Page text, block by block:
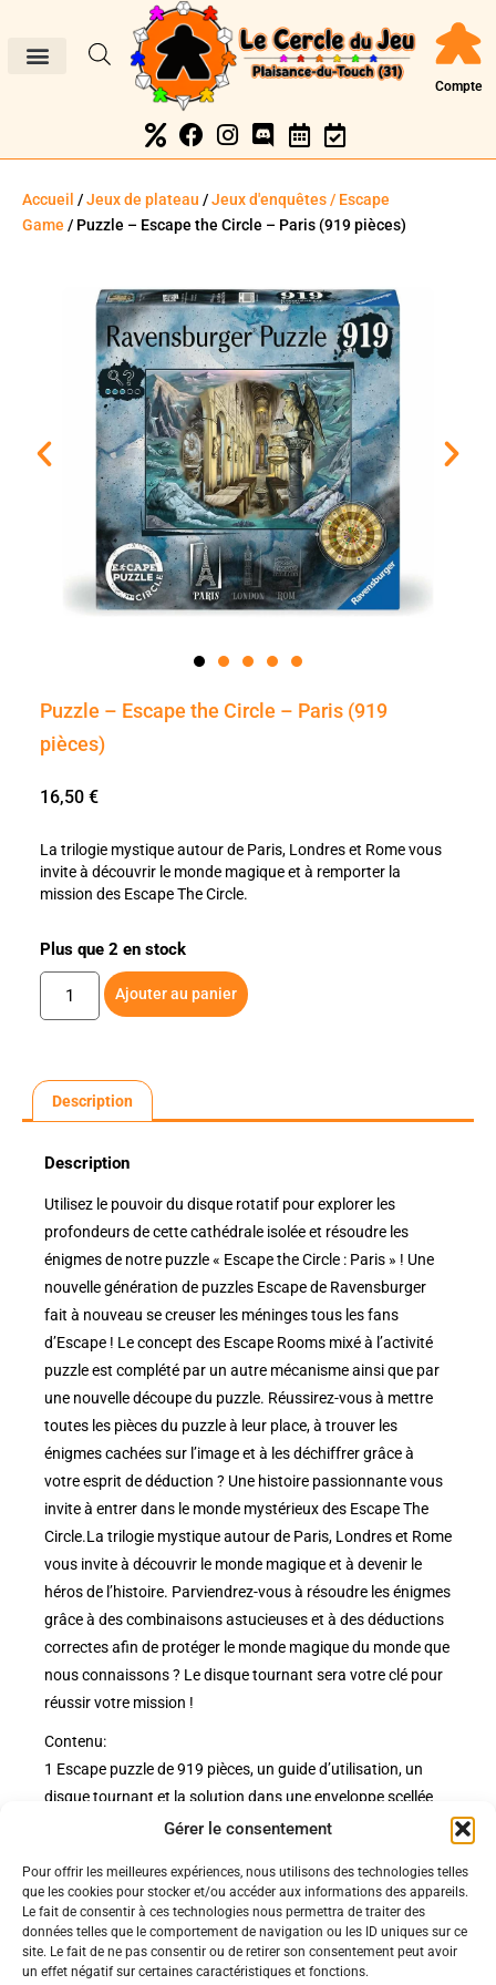
Gérer le consentement
Pour offrir les meilleures expériences, nous utilisons des technologies telles
que les cookies pour stocker et/ou accéder aux informations des appareils.
Le fait de consentir à ces technologies nous permettra de traiter des
données telles que le comportement de navigation ou les ID uniques sur ce
site. Le fait de ne pas consentir ou de retirer son consentement peut avoir
un effet négatif sur certaines caractéristiques et fonctions.
Compte
Accueil /Jeux de plateau /Jeux d'enquêtes / Escape
Game / Puzzle – Escape the Circle – Paris (919 pièces)
Puzzle – Escape the Circle – Paris (919
pièces)
16,50 €
La trilogie mystique autour de Paris, Londres et Rome vous
invite à découvrir le monde magique et à remporter la
mission des Escape The Circle.
Plus que 2 en stock
Ajouter au panier
Description
Description
Utilisez le pouvoir du disque rotatif pour explorer les
profondeurs de cette cathédrale isolée et résoudre les
énigmes de notre puzzle « Escape the Circle : Paris » ! Une
nouvelle génération de puzzles Escape de Ravensburger
fait à nouveau se creuser les méninges tous les fans
d’Escape ! Le concept des Escape Rooms mixé à l’activité
puzzle est complété par un autre mécanisme ainsi que par
une nouvelle découpe du puzzle. Réussirez-vous à mettre
toutes les pièces du puzzle à leur place, à trouver les
énigmes cachées sur l’image et à les déchiffrer grâce à
votre esprit de déduction ? Une histoire passionnante vous
invite à entrer dans le monde mystérieux des Escape The
Circle.La trilogie mystique autour de Paris, Londres et Rome
vous invite à découvrir le monde magique et à devenir le
héros de l’histoire. Parviendrez-vous à résoudre les énigmes
grâce à des combinaisons astucieuses et à des déductions
correctes afin de protéger le monde magique du monde que
nous connaissons ? Le disque tournant sera votre clé pour
réussir votre mission !
Contenu:
1 Escape puzzle de 919 pièces, un guide d’utilisation, un
disque tournant et la solution dans une enveloppe scellée
Nos pages
Nos évènements
Nous contacter
Politiques
Politique de confidentialité
Nos conditions de vente et livraison